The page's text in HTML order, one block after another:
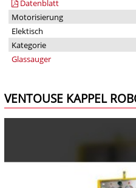
Datenblatt
Motorisierung
Elektisch
Kategorie
Glassauger
VENTOUSE KAPPEL